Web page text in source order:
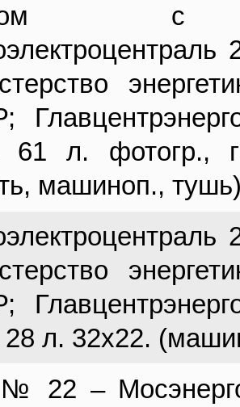
с
61 л. фотогр.,
машиноп.,
28 л. 32х22.
22 –